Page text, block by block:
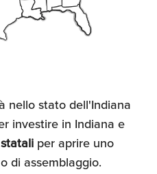
Permessi
nello stato dell'Indiana
investire in Indiana e
per aprire uno
di assemblaggio.